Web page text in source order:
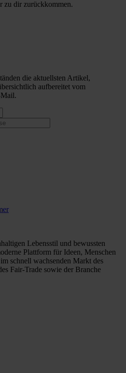
zu dir zurückkommen.
die aktuellsten Artikel,
aufbereitet vom
Lebensstil und bewussten
Plattform für Ideen, Menschen
schnell wachsenden Markt des
Fair-Trade sowie der Branche